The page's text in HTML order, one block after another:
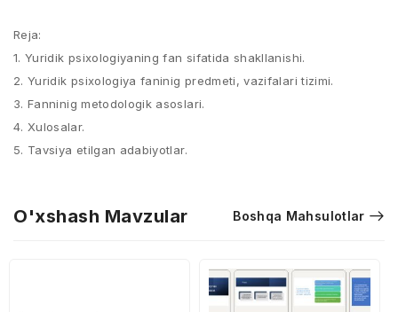
Reja:
1. Yuridik psixologiyaning fan sifatida shakllanishi.
2. Yuridik psixologiya faninig predmeti, vazifalari tizimi.
3. Fanninig metodologik asoslari.
4. Xulosalar.
5. Tavsiya etilgan adabiyotlar.
O'xshash Mavzular Boshqa Mahsulotlar